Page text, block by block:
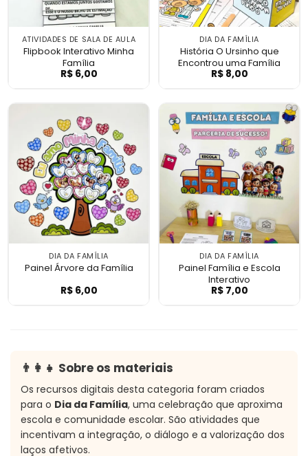
ATIVIDADES DE SALA DE AULA
Flipbook Interativo Minha
Família
Flipbook Interativo Minha Família
R$6,00
DIA DA FAMÍLIA
História O Ursinho que
Encontrou uma Família
História O
R$8,00
DIA DA FAMÍLIA
Painel Árvore da Família
Painel Árvore da Família
R$6,00
DIA DA FAMÍLIA
Painel Família e Escola
Interativo
Painel Família
R$7,00
👨‍👩‍👧 Sobre os materiais
Os recursos digitais desta categoria foram criados
para o Dia da Família, uma celebração que aproxima
escola e comunidade escolar. São atividades que
incentivam a integração, o diálogo e a valorização dos
laços afetivos.